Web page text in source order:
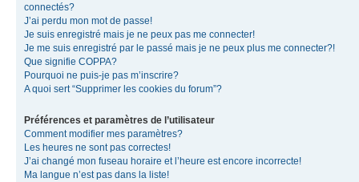
connectés?
J’ai perdu mon mot de passe!
Je suis enregistré mais je ne peux pas me connecter!
Je me suis enregistré par le passé mais je ne peux plus me connecter?!
Que signifie COPPA?
Pourquoi ne puis-je pas m’inscrire?
A quoi sert “Supprimer les cookies du forum”?
Préférences et paramètres de l’utilisateur
Comment modifier mes paramètres?
Les heures ne sont pas correctes!
J’ai changé mon fuseau horaire et l’heure est encore incorrecte!
Ma langue n’est pas dans la liste!